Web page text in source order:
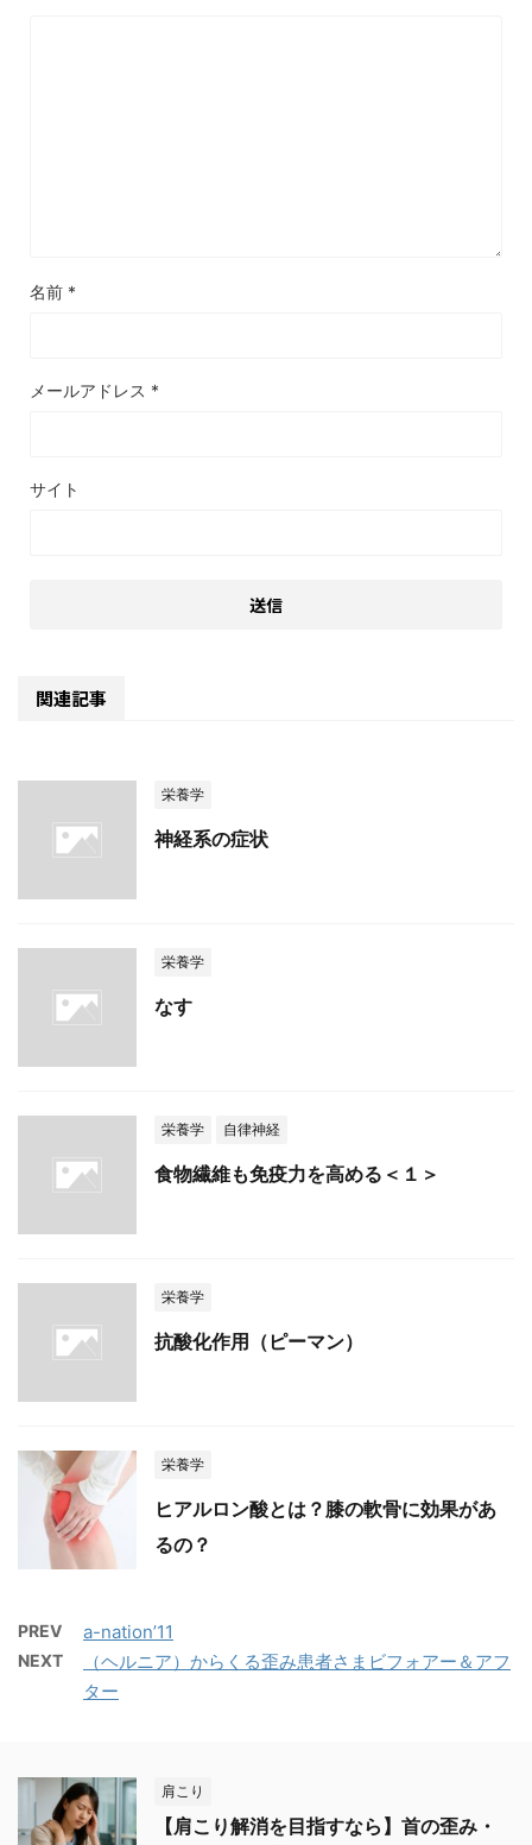
名前 *
メールアドレス *
サイト
関連記事
栄養学
神経系の症状
栄養学
なす
栄養学 自律神経
食物繊維も免疫力を高める＜１＞
栄養学
抗酸化作用（ピーマン）
栄養学
ヒアルロン酸とは？膝の軟骨に効果があ
るの？
PREV a-nation’11
NEXT
（ヘルニア）からくる歪み患者さまビフォアー＆アフ
ター
肩こり
【肩こり解消を目指すなら】首の歪み・